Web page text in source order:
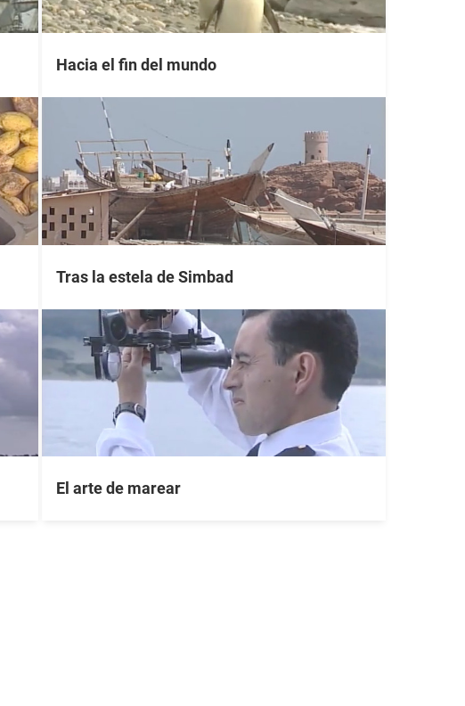
Hacia el fin del mundo
Tras la estela de Simbad
El arte de marear